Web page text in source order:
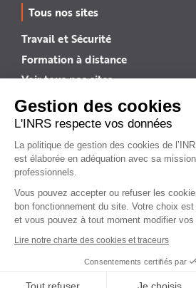
Tous nos sites
Travail et Sécurité
Formation à distance
Voir tous nos sites →
INRS English
INRS (english version)
Plan du site
Mentions légales
Politique de confidentialité